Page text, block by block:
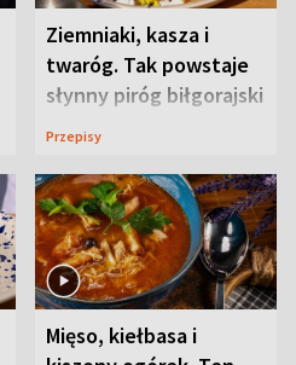
Ziemniaki, kasza i
twaróg. Tak powstaje
słynny piróg biłgorajski
Przepisy
Mięso, kiełbasa i